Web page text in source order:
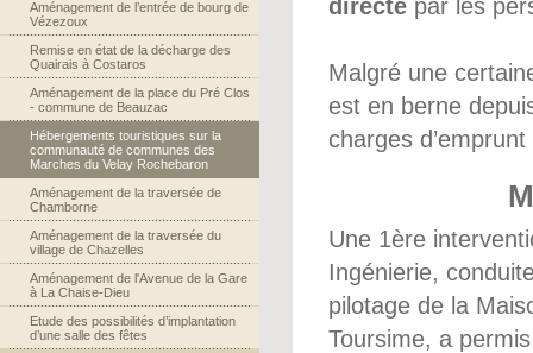
Aménagement de l’entrée de bourg de
Vézezoux
Remise en état de la décharge des
Quairais à Costaros
Aménagement de la place du Pré Clos
- commune de Beauzac
Hébergements touristiques sur la
communauté de communes des
Marches du Velay Rochebaron
Aménagement de la traversée de
Chamborne
Aménagement de la traversée du
village de Chazelles
Aménagement de l'Avenue de la Gare
à La Chaise-Dieu
Etude des possibilités d’implantation
d’une salle des fêtes
directe par les
Malgré une
est en berne
charges
Une 1ère
Ingénierie,
pilotage de la
Toursime, a